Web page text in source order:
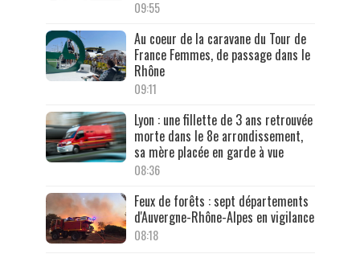
09:55
Au coeur de la caravane du Tour de
France Femmes, de passage dans le
Rhône
09:11
Lyon : une fillette de 3 ans retrouvée
morte dans le 8e arrondissement,
sa mère placée en garde à vue
08:36
Feux de forêts : sept départements
d'Auvergne-Rhône-Alpes en vigilance
08:18